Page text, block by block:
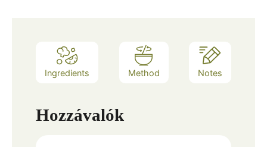
Ingredients Method Notes
Hozzávalók